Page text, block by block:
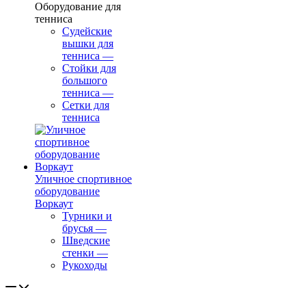
Оборудование для
тенниса
Судейские
вышки для
тенниса —
Стойки для
большого
тенниса —
Сетки для
тенниса
Уличное спортивное
оборудование
Воркаут
Турники и
брусья —
Шведские
стенки —
Рукоходы